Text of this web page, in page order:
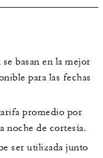
basan en la mejor
para las fechas
promedio por
noche de cortesía.
ser utilizada junto